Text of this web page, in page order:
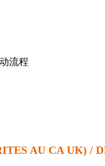
流程
AU CA UK) /